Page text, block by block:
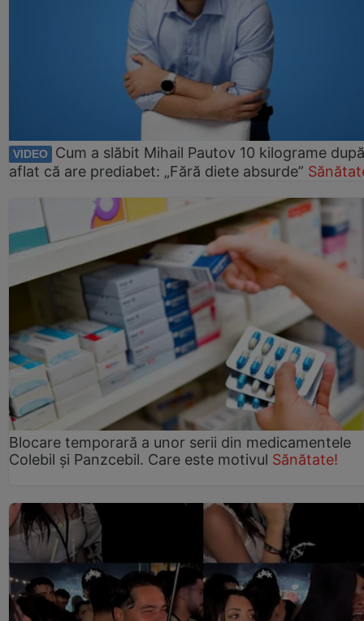
VIDEO
Cum a slăbit Mihail Pautov 10 kilograme
aflat că are prediabet: „Fără diete absurde”
Blocare temporară a unor serii din medicamentele
Colebil și Panzcebil. Care este motivul Sănătate!